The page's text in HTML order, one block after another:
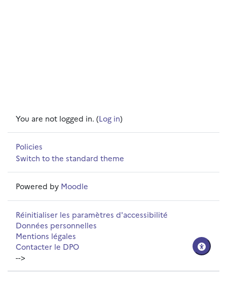
You are not logged in. (Log in)
Policies
Switch to the standard theme
Powered by Moodle
Réinitialiser les paramètres d'accessibilité
Données personnelles
Mentions légales
Contacter le DPO
-->